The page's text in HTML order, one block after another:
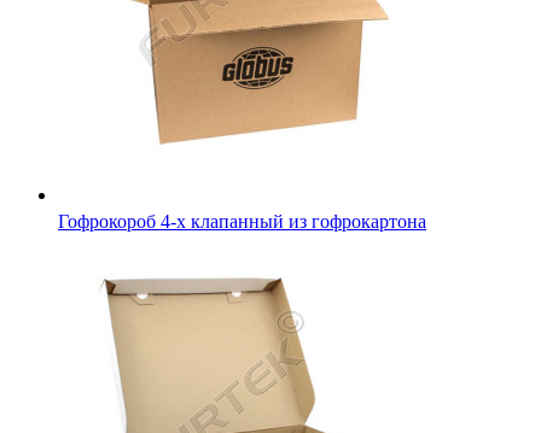
Гофрокороб 4-х клапанный из гофрокартона